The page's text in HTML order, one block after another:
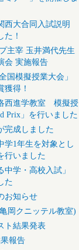
西大合同入試説明
た！
主宰 玉井満代先生
会 実施報告
国模擬授業大会」
獲得！
西進学教室 模擬授
Prix」を行いました
完成しました
学1年生を対象とし
行いました
中学・高校入試」
た
お知らせ
岡クニッテル教室)
ト結果発表
報告